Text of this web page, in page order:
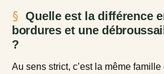
Quelle est la différence
bordures et une
?
Au sens strict, c’est la même famille